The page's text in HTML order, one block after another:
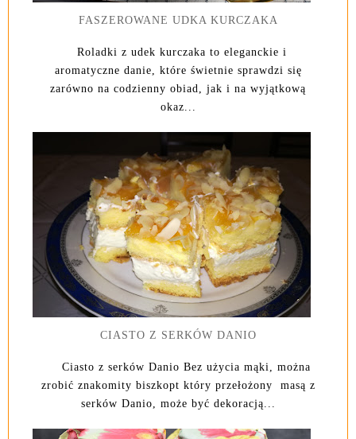
FASZEROWANE UDKA KURCZAKA
Roladki z udek kurczaka to eleganckie i
aromatyczne danie, które świetnie sprawdzi się
zarówno na codzienny obiad, jak i na wyjątkową
okaz...
CIASTO Z SERKÓW DANIO
Ciasto z serków Danio Bez użycia mąki, można
zrobić znakomity biszkopt który przełożony masą z
serków Danio, może być dekoracją...